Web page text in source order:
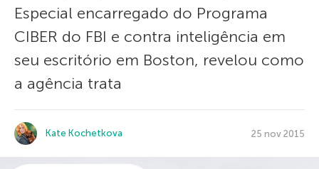
Especial encarregado do Programa
CIBER do FBI e contra inteligência em
seu escritório em Boston, revelou como
a agência trata
Kate Kochetkova 25 nov 2015